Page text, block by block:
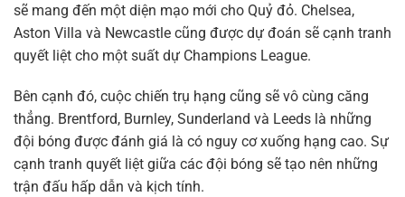
sẽ mang đến một diện mạo mới cho Quỷ đỏ. Chelsea,
Aston Villa và Newcastle cũng được dự đoán sẽ cạnh tranh
quyết liệt cho một suất dự Champions League.
Bên cạnh đó, cuộc chiến trụ hạng cũng sẽ vô cùng căng
thẳng. Brentford, Burnley, Sunderland và Leeds là những
đội bóng được đánh giá là có nguy cơ xuống hạng cao. Sự
cạnh tranh quyết liệt giữa các đội bóng sẽ tạo nên những
trận đấu hấp dẫn và kịch tính.